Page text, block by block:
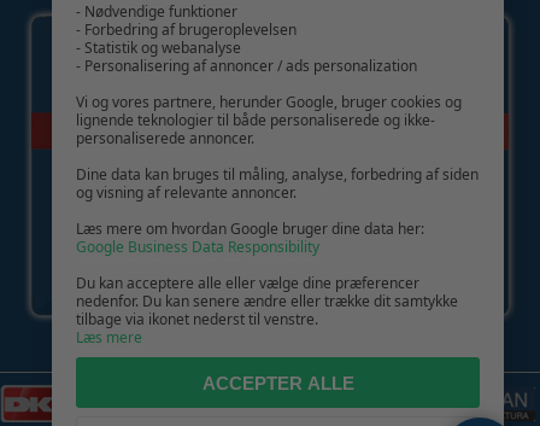
- Nødvendige funktioner
- Forbedring af brugeroplevelsen
- Statistik og webanalyse
- Personalisering af annoncer / ads personalization
Vi og vores partnere, herunder Google, bruger cookies og
lignende teknologier til både personaliserede og ikke-
personaliserede annoncer.
Dine data kan bruges til måling, analyse, forbedring af siden
og visning af relevante annoncer.
Læs mere om hvordan Google bruger dine data her:
Google Business Data Responsibility
Du kan acceptere alle eller vælge dine præferencer
nedenfor. Du kan senere ændre eller trække dit samtykke
tilbage via ikonet nederst til venstre.
Læs mere
ACCEPTER ALLE